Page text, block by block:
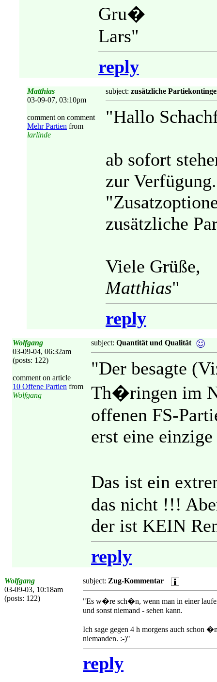
Gru�
Lars"
reply
Matthias
03-09-07, 03:10pm
comment on comment
Mehr Partien from
larlinde
subject: zusätzliche
"Hallo
ab sofort
zur
zusätzliche
Viele Grüße,
Matthias"
reply
Wolfgang
03-09-04, 06:32am
(posts: 122)
comment on article
10 Offene Partien from
Wolfgang
subject: Quantität und Qualität
"Der besagte
Th�ringen im
offenen FS-
erst eine
Das ist ein
das nicht !!!
der ist KEIN
reply
Wolfgang
03-09-03, 10:18am
(posts: 122)
subject: Zug-Kommentar
"Es w�re sch�n, wenn man in einer
und sonst niemand - sehen kann.
Ich sage gegen 4 h morgens auch schon
niemanden. :-)"
reply